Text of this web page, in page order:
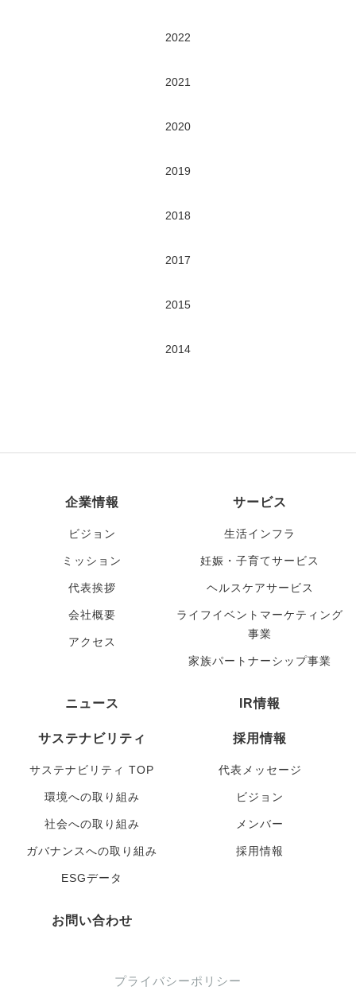
2022
2021
2020
2019
2018
2017
2015
2014
企業情報
ビジョン
ミッション
代表挨拶
会社概要
アクセス
サービス
生活インフラ
妊娠・子育てサービス
ヘルスケアサービス
ライフイベントマーケティング
事業
家族パートナーシップ事業
ニュース IR情報
サステナビリティ
サステナビリティ TOP
環境への取り組み
社会への取り組み
ガバナンスへの取り組み
ESGデータ
採用情報
代表メッセージ
ビジョン
メンバー
採用情報
お問い合わせ
プライバシーポリシー